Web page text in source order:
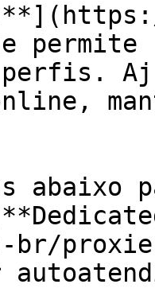
permite
abaixo
br/